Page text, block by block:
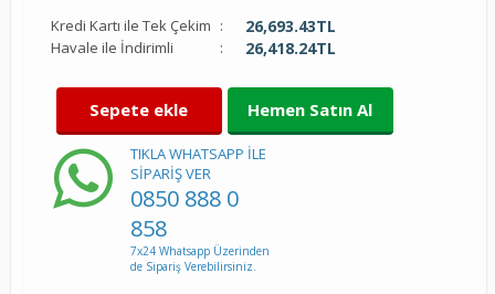
Kredi Kartı ile Tek Çekim : 26,693.43TL
Havale ile İndirimli : 26,418.24TL
Sepete ekle Hemen Satın Al
TIKLA WHATSAPP İLE
SİPARİŞ VER
0850 888 0
858
7x24 Whatsapp Üzerinden
de Sipariş Verebilirsiniz.